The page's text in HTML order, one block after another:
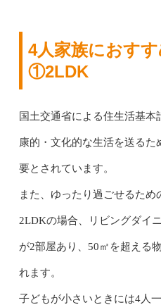
4人家族におす
①2LDK
国土交通省による住生活基本
康的・文化的な生活を送る
要とされています。
また、ゆったり過ごせるため
2LDKの場合、リビングダイ
が2部屋あり、50㎡を超える
れます。
子どもが小さいときには4人